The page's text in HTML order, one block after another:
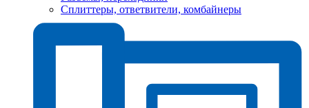
Сплиттеры, ответвители, комбайнеры